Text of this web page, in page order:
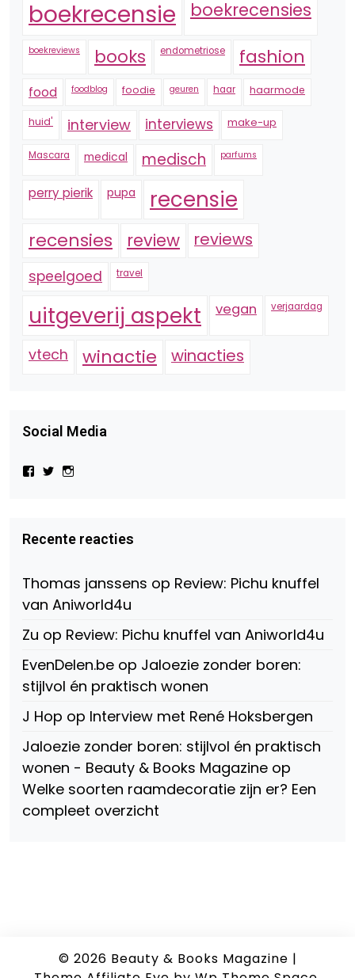
boekrecensie boekrecensies
boekreviews books endometriose fashion
food foodblog foodie geuren haar haarmode
huid' interview interviews make-up
Mascara medical medisch parfums
perry pierik pupa recensie
recensies review reviews
speelgoed travel
uitgeverij aspekt vegan verjaardag
vtech winactie winacties
Social Media
Bekijk
Beauty-
147775071915783/?
Facebook
Bekijk
op
Twitter
op
Instagram
Recente reacties
Thomas janssens op Review: Pichu knuffel
van Aniworld4u
Zu op Review: Pichu knuffel van Aniworld4u
EvenDelen.be op Jaloezie zonder boren:
stijlvol én praktisch wonen
J Hop op Interview met René Hoksbergen
Jaloezie zonder boren: stijlvol én praktisch
wonen - Beauty & Books Magazine op
Welke soorten raamdecoratie zijn er? Een
compleet overzicht
© 2026 Beauty & Books Magazine |